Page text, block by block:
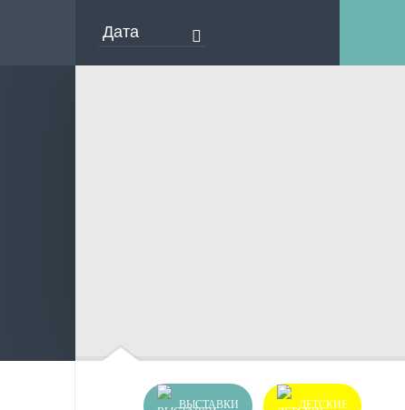
ВЫСТАВКИ ДЕТСКИЕ